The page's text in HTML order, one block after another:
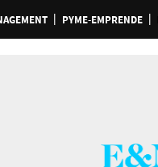
PYME-EMPRENDE